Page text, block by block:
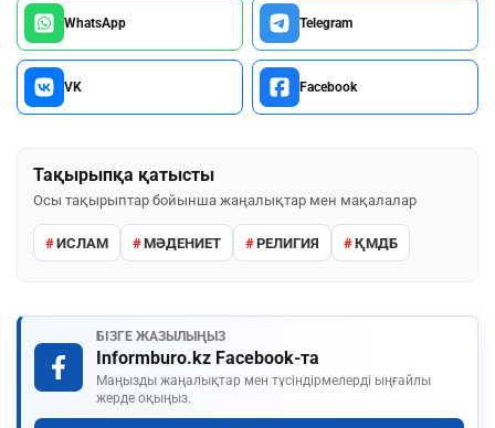
WhatsApp Telegram
VK Facebook
Тақырыпқа қатысты
Осы тақырыптар бойынша жаңалықтар мен мақалалар
ИСЛАМ МӘДЕНИЕТ РЕЛИГИЯ ҚМДБ
БІЗГЕ ЖАЗЫЛЫҢЫЗ
Informburo.kz Facebook-та
Маңызды жаңалықтар мен түсіндірмелерді ыңғайлы
жерде оқыңыз.